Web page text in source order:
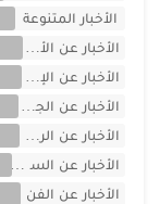
الأخبار المتنوعة
الأخبار عن الأفلام
الأخبار عن الإمارات
الأخبار عن الجزائر
الأخبار عن الرياضة
الأخبار عن السيارات
الأخبار عن الفن